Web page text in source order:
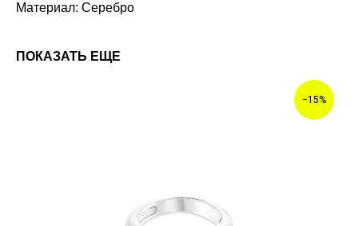
Материал: Серебро
ПОКАЗАТЬ ЕЩЕ
−15%